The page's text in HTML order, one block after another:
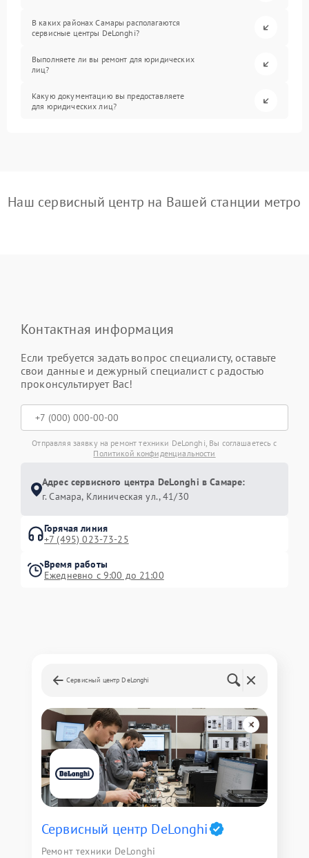
В каких районах Самары располагаются
сервисные центры DeLonghi?
Выполняете ли вы ремонт для юридических
лиц?
Какую документацию вы предоставляете
для юридических лиц?
Наш сервисный центр на Вашей станции метро
Контактная информация
Если требуется задать вопрос специалисту, оставьте
свои данные и дежурный специалист с радостью
проконсультирует Вас!
Отправляя заявку на ремонт техники DeLonghi, Вы соглашаетесь с
Политикой конфиденциальности
Адрес сервисного центра DeLonghi в Самаре:
г. Самара, Клиническая ул., 41/30
Горячая линия
+7 (495) 023-73-25
Время работы
Ежедневно с 9:00 до 21:00
Сервисный центр DeLonghi
Сервисный центр DeLonghi
Ремонт техники DeLonghi